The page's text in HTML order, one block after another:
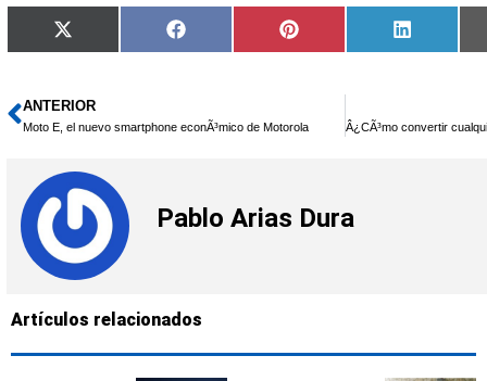
Compartir
en
X
(Twitter)
Compartir
en
Facebook
Compartir
en
Pinterest
en
LinkedIn
Ant
ANTERIOR
Moto E, el nuevo smartphone econÃ³mico de Motorola
Pablo Arias Dura
Artículos relacionados